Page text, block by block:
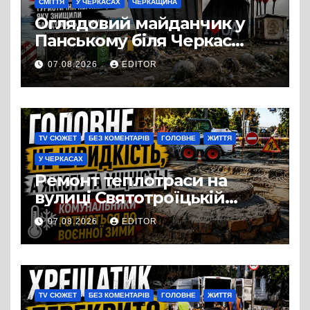
СМІТТЯ У ЧЕРКАСАХ ЧЕРКАЩИНА
Оглядовий майданчик у
Панському біля Черкас
перетворився на занедбане
сміттєзвалище
07.08.2026 EDITOR
TV СЮЖЕТ БЕЗ КОМЕНТАРІВ ГОЛОВНЕ ЖИТТЯ
У ЧЕРКАСАХ
Ремонт теплотраси на
вулиці Святотроїцькій
затягнувся порівняно із
запланованими термінами.
Вулицю досі не відкрили
для руху
07.08.2026 EDITOR
TV СЮЖЕТ БЕЗ КОМЕНТАРІВ ГОЛОВНЕ ЖИТТЯ